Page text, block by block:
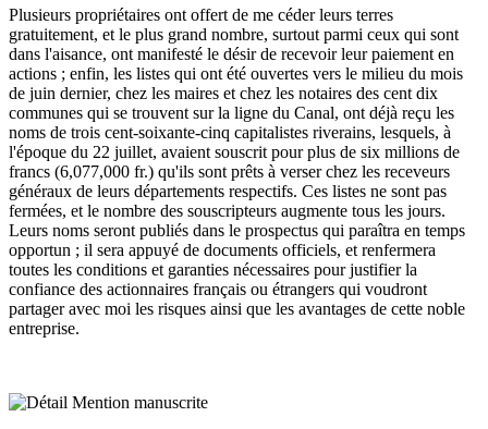
Plusieurs propriétaires ont offert de me céder leurs terres
gratuitement, et le plus grand nombre, surtout parmi ceux qui sont
dans l'aisance, ont manifesté le désir de recevoir leur paiement en
actions ; enfin, les listes qui ont été ouvertes vers le milieu du mois
de juin dernier, chez les maires et chez les notaires des cent dix
communes qui se trouvent sur la ligne du Canal, ont déjà reçu les
noms de trois cent-soixante-cinq capitalistes riverains, lesquels, à
l'époque du 22 juillet, avaient souscrit pour plus de six millions de
francs (6,077,000 fr.) qu'ils sont prêts à verser chez les receveurs
généraux de leurs départements respectifs. Ces listes ne sont pas
fermées, et le nombre des souscripteurs augmente tous les jours.
Leurs noms seront publiés dans le prospectus qui paraîtra en temps
opportun ; il sera appuyé de documents officiels, et renfermera
toutes les conditions et garanties nécessaires pour justifier la
confiance des actionnaires français ou étrangers qui voudront
partager avec moi les risques ainsi que les avantages de cette noble
entreprise.